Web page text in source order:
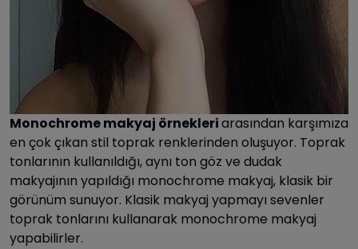
Monochrome makyaj örnekleriarasından karşımıza
en çok çıkan stil toprak renklerinden oluşuyor. Toprak
tonlarının kullanıldığı, aynı ton göz ve dudak
makyajının yapıldığı monochrome makyaj, klasik bir
görünüm sunuyor. Klasik makyaj yapmayı sevenler
toprak tonlarını kullanarak monochrome makyaj
yapabilirler.